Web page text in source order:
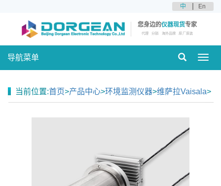
中 En
您身边的仪器现货专家
代理 分销 海外品牌 原厂原装
导航菜单
当前位置:首页>产品中心>环境监测仪器>维萨拉Vaisala>